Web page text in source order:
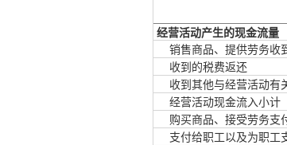
经营活动产生的现金流量
销售商品、提供劳务收
收到的税费返还
收到其他与经营活动有
经营活动现金流入小计
购买商品、接受劳务支
支付给职工以及为职工